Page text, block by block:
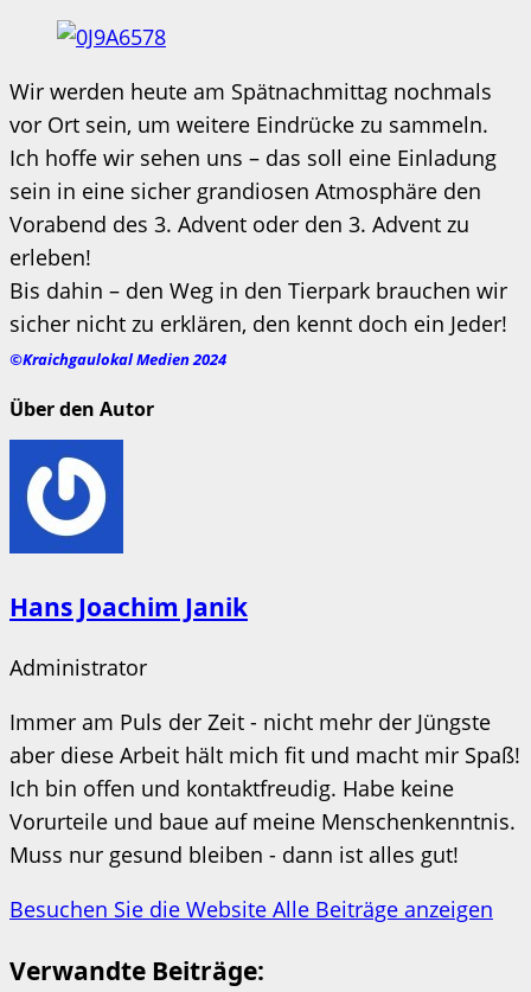
Wir werden heute am Spätnachmittag nochmals
vor Ort sein, um weitere Eindrücke zu sammeln.
Ich hoffe wir sehen uns – das soll eine Einladung
sein in eine sicher grandiosen Atmosphäre den
Vorabend des 3. Advent oder den 3. Advent zu
erleben!
Bis dahin – den Weg in den Tierpark brauchen wir
sicher nicht zu erklären, den kennt doch ein Jeder!
©Kraichgaulokal Medien 2024
Über den Autor
Hans Joachim Janik
Administrator
Immer am Puls der Zeit - nicht mehr der Jüngste
aber diese Arbeit hält mich fit und macht mir Spaß!
Ich bin offen und kontaktfreudig. Habe keine
Vorurteile und baue auf meine Menschenkenntnis.
Muss nur gesund bleiben - dann ist alles gut!
Besuchen Sie die Website Alle Beiträge anzeigen
Verwandte Beiträge: